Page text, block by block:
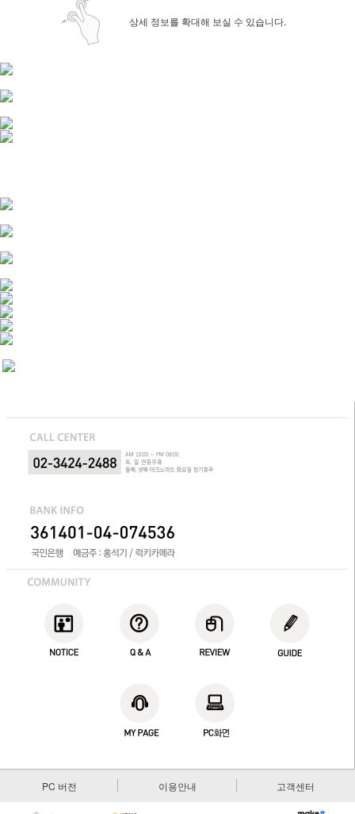
상세 정보를 확대해 보실 수 있습니다.
PC 버전 이용안내 고객센터